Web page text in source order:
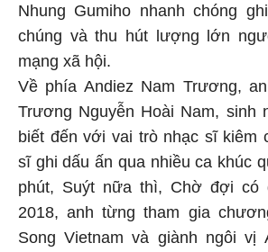
Nhung Gumiho nhanh chóng
chúng và thu hút lượng lớn
mạng xã hội.
Về phía Andiez Nam Trương,
Trương Nguyễn Hoài Nam, sinh
biết đến với vai trò nhạc sĩ kiêm
sĩ ghi dấu ấn qua nhiều ca khúc
phút, Suýt nữa thì, Chờ đợi có
2018, anh từng tham gia
Song Vietnam và giành ngôi vị